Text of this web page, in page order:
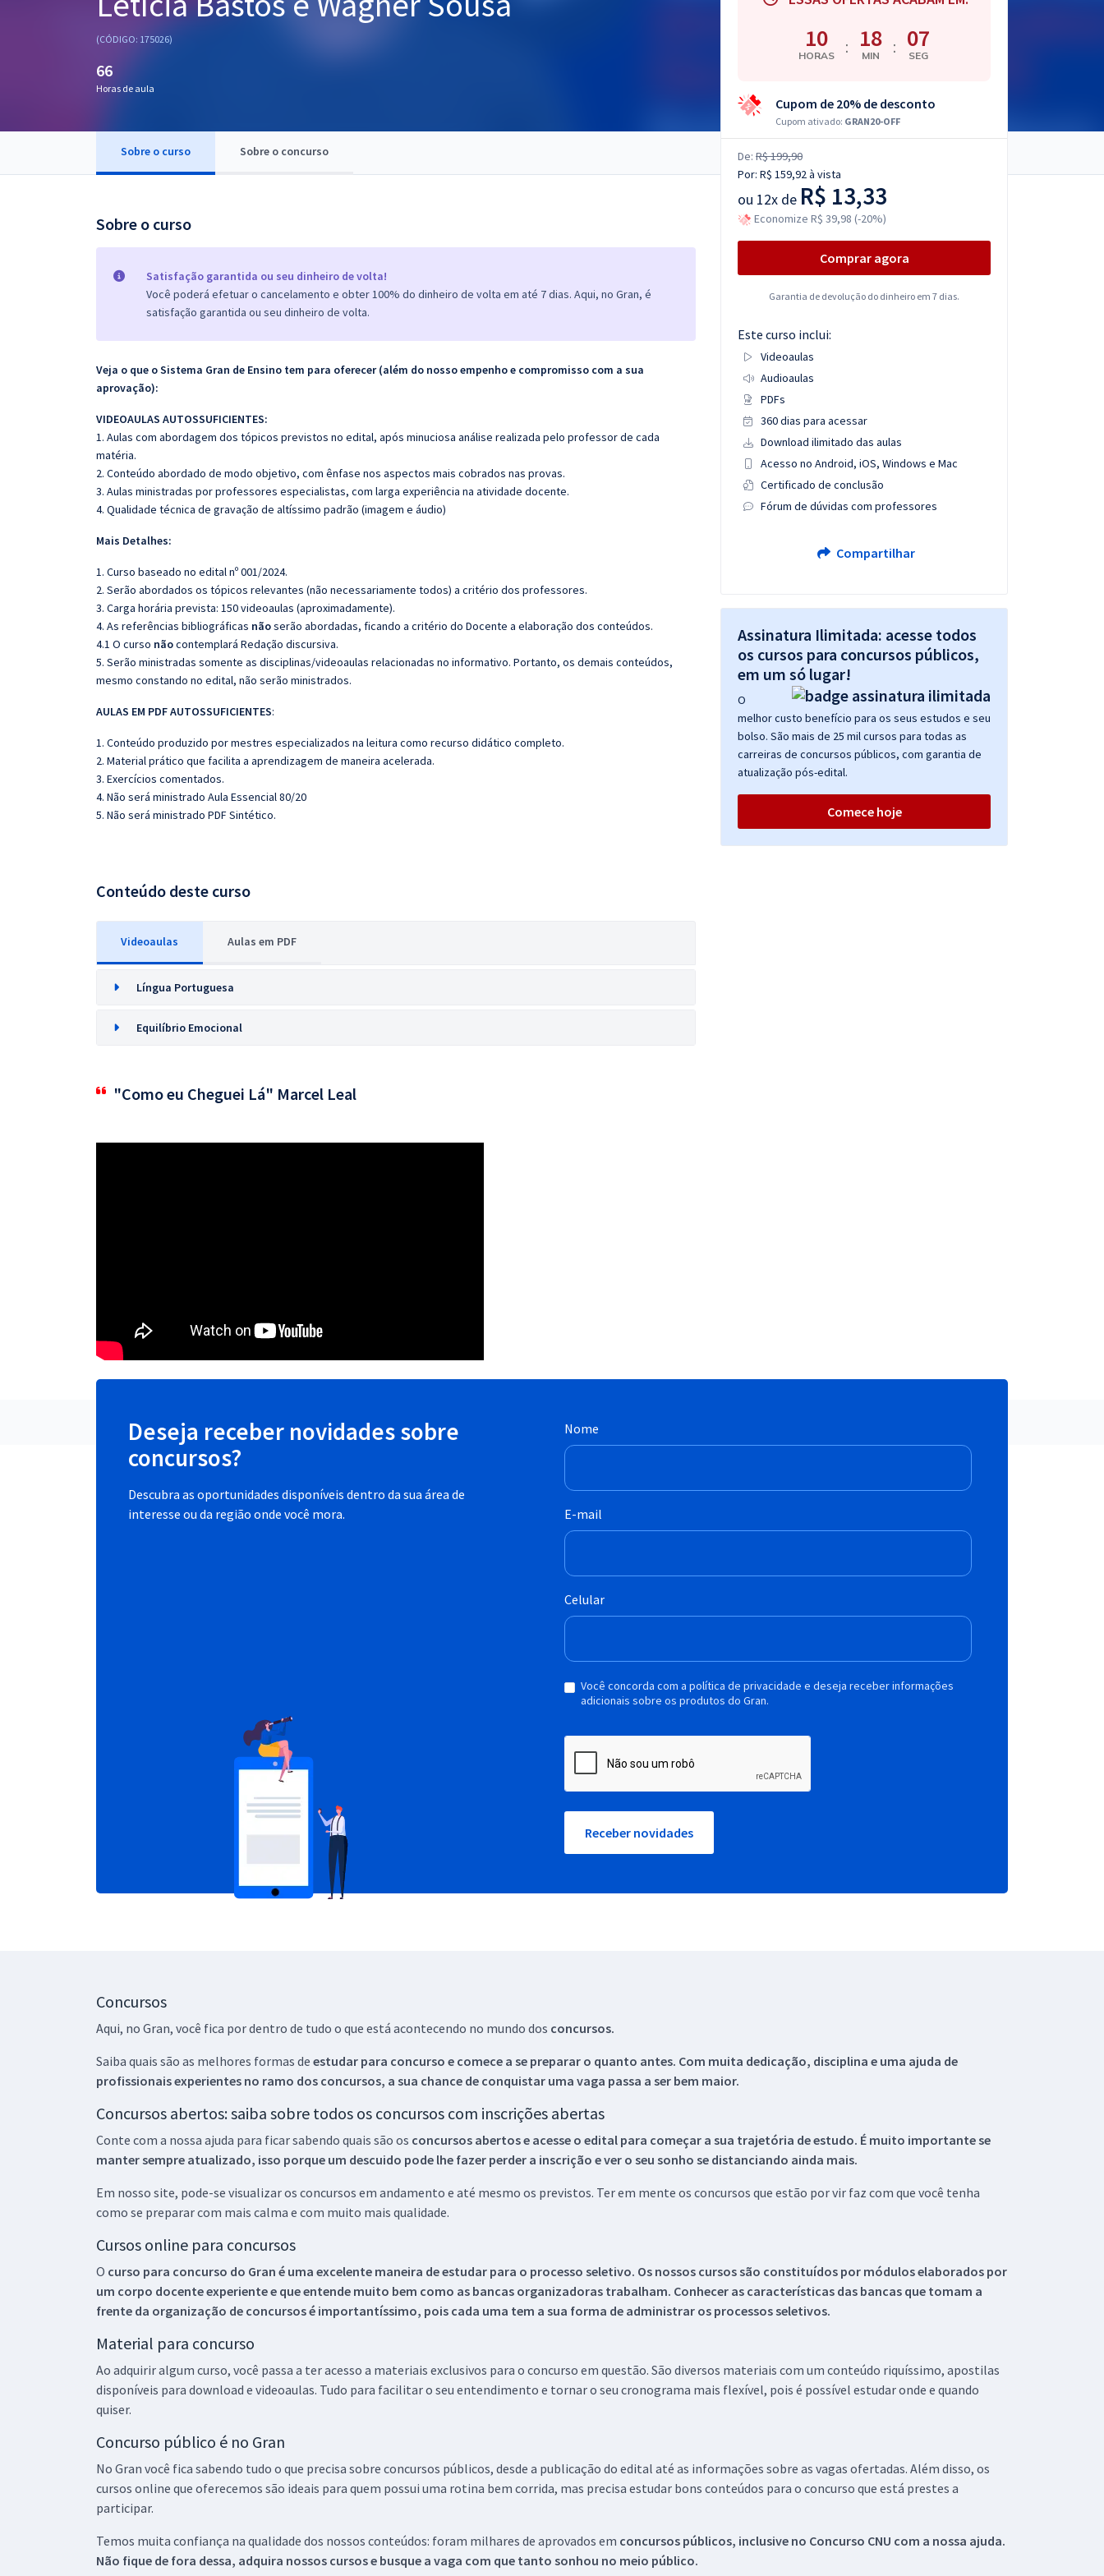
Questões grátis
(CÓDIGO: 175026)
66
Horas de aula
Sobre o curso Sobre o concurso
Sobre o curso
Satisfação garantida ou seu dinheiro de volta!
Você poderá efetuar o cancelamento e obter 100% do dinheiro de volta em até 7 dias. Aqui, no Gran, é
satisfação garantida ou seu dinheiro de volta.
Veja o que o Sistema Gran de Ensino tem para oferecer (além do nosso empenho e compromisso com a sua
aprovação):
VIDEOAULAS AUTOSSUFICIENTES:
1. Aulas com abordagem dos tópicos previstos no edital, após minuciosa análise realizada pelo professor de cada
matéria.
2. Conteúdo abordado de modo objetivo, com ênfase nos aspectos mais cobrados nas provas.
3. Aulas ministradas por professores especialistas, com larga experiência na atividade docente.
4. Qualidade técnica de gravação de altíssimo padrão (imagem e áudio)
Mais Detalhes:
1. Curso baseado no edital nº 001/2024.
2. Serão abordados os tópicos relevantes (não necessariamente todos) a critério dos professores.
3. Carga horária prevista: 150 videoaulas (aproximadamente).
4. As referências bibliográficas nãoserão abordadas, ficando a critério do Docente a elaboração dos conteúdos.
4.1 O curso nãocontemplará Redação discursiva.
5. Serão ministradas somente as disciplinas/videoaulas relacionadas no informativo. Portanto, os demais conteúdos,
mesmo constando no edital, não serão ministrados.
AULAS EM PDF AUTOSSUFICIENTES:
1. Conteúdo produzido por mestres especializados na leitura como recurso didático completo.
2. Material prático que facilita a aprendizagem de maneira acelerada.
3. Exercícios comentados.
4. Não será ministrado Aula Essencial 80/20
5. Não será ministrado PDF Sintético.
Conteúdo deste curso
Videoaulas Aulas em PDF
Língua Portuguesa
Equilíbrio Emocional
"Como eu Cheguei Lá" Marcel Leal
10
HORAS : 18
MIN : 06
SEG
Cupom de 20% de desconto
Cupom ativado: GRAN20-OFF
De: R$ 199,90
Por: R$ 159,92à vista
ou 12x de R$ 13,33
Economize R$ 39,98 (-20%)
Comprar agora
Garantia de devolução do dinheiro em 7 dias.
Este curso inclui:
Videoaulas
Audioaulas
PDFs
360 dias para acessar
Download ilimitado das aulas
Acesso no Android, iOS, Windows e Mac
Certificado de conclusão
Fórum de dúvidas com professores
Compartilhar
Assinatura Ilimitada: acesse todos
os cursos para concursos públicos,
em um só lugar!
O
melhor custo benefício para os seus estudos e seu
bolso. São mais de 25 mil cursos para todas as
carreiras de concursos públicos, com garantia de
atualização pós-edital.
Comece hoje
Deseja receber novidades sobre
concursos?
Descubra as oportunidades disponíveis dentro da sua área de
interesse ou da região onde você mora.
Nome
E-mail
Celular
Você concorda com a política de privacidade e deseja receber informações
adicionais sobre os produtos do Gran.
Receber novidades
Concursos
Aqui, no Gran, você fica por dentro de tudo o que está acontecendo no mundo dos concursos.
Saiba quais são as melhores formas de estudar para concurso e comece a se preparar o quanto antes. Com muita dedicação, disciplina e uma ajuda de
profissionais experientes no ramo dos concursos, a sua chance de conquistar uma vaga passa a ser bem maior.
Concursos abertos: saiba sobre todos os concursos com inscrições abertas
Conte com a nossa ajuda para ficar sabendo quais são os concursos abertos e acesse o edital para começar a sua trajetória de estudo. É muito importante se
manter sempre atualizado, isso porque um descuido pode lhe fazer perder a inscrição e ver o seu sonho se distanciando ainda mais.
Em nosso site, pode-se visualizar os concursos em andamento e até mesmo os previstos. Ter em mente os concursos que estão por vir faz com que você tenha
como se preparar com mais calma e com muito mais qualidade.
Cursos online para concursos
O curso para concurso do Gran é uma excelente maneira de estudar para o processo seletivo. Os nossos cursos são constituídos por módulos elaborados por
um corpo docente experiente e que entende muito bem como as bancas organizadoras trabalham. Conhecer as características das bancas que tomam a
frente da organização de concursos é importantíssimo, pois cada uma tem a sua forma de administrar os processos seletivos.
Material para concurso
Ao adquirir algum curso, você passa a ter acesso a materiais exclusivos para o concurso em questão. São diversos materiais com um conteúdo riquíssimo, apostilas
disponíveis para download e videoaulas. Tudo para facilitar o seu entendimento e tornar o seu cronograma mais flexível, pois é possível estudar onde e quando
quiser.
Concurso público é no Gran
No Gran você fica sabendo tudo o que precisa sobre concursos públicos, desde a publicação do edital até as informações sobre as vagas ofertadas. Além disso, os
cursos online que oferecemos são ideais para quem possui uma rotina bem corrida, mas precisa estudar bons conteúdos para o concurso que está prestes a
participar.
Temos muita confiança na qualidade dos nossos conteúdos: foram milhares de aprovados em concursos públicos, inclusive no Concurso CNU com a nossa ajuda.
Não fique de fora dessa, adquira nossos cursos e busque a vaga com que tanto sonhou no meio público.